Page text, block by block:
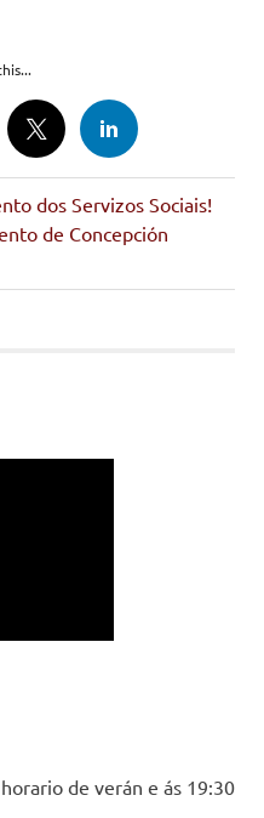
dos Servizos Sociais!
de Concepción
de verán e ás 19:30